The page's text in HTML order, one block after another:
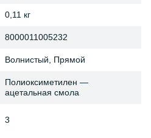
0,11 кг
8000011005232
Волнистый, Прямой
Полиоксиметилен —
ацетальная смола
3